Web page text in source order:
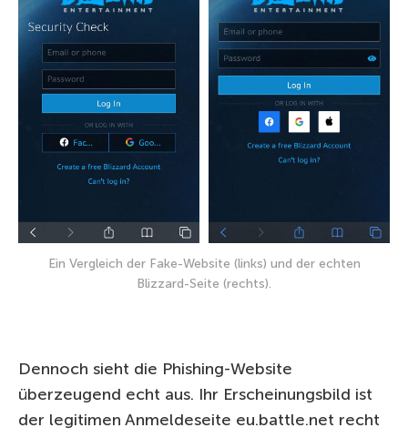
Ein Vergleich der Fake-Website (links) und der echten
Blizzard-Seite (rechts).
Dennoch sieht die Phishing-Website
überzeugend echt aus. Ihr Erscheinungsbild ist
der legitimen Anmeldeseite eu.battle.net recht